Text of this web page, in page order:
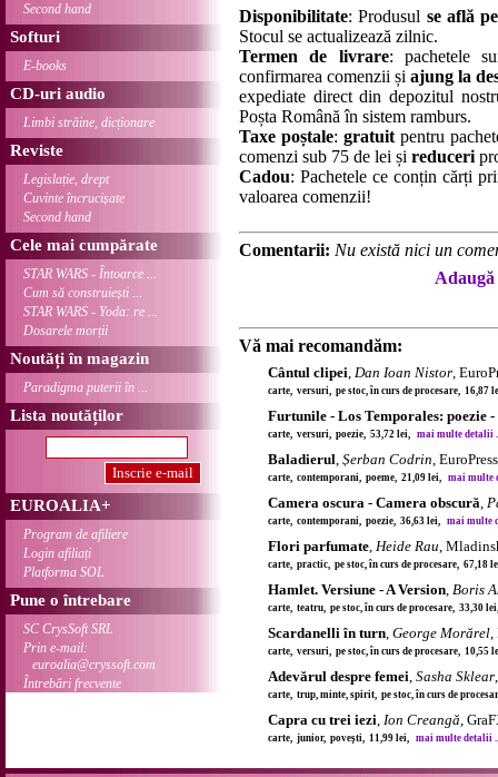
Second hand
Softuri
E-books
CD-uri audio
Limbi străine, dicționare
Reviste
Legislație, drept
Cuvinte încrucișate
Second hand
Cele mai cumpărate
STAR WARS - Întoarce ...
Cum să construiești ...
STAR WARS - Yoda: re ...
Dosarele morții
Noutăți în magazin
Paradigma puterii în ...
Lista noutăților
EUROALIA+
Program de afiliere
Login afiliați
Platforma SOL
Pune o întrebare
SC CrysSoft SRL
Prin e-mail:
euroalia@cryssoft.com
Întrebări frecvente
Disponibilitate: Produsul se află
Stocul se actualizează zilnic.
Termen de livrare: pachetele
confirmarea comenzii șiajung la
expediate direct din depozitul
Poșta Română în sistem ramburs.
Taxe poștale: gratuitpentru
comenzi sub 75 de lei și reduceri
Cadou: Pachetele ce conțin cărți
valoarea comenzii!
Comentarii: Nu există nici un
Vă mai recomandăm:
Cântul clipei, Dan Ioan Nistor,
carte, versuri, pe stoc, în curs de procesare, 16,87
Furtunile - Los Temporales: poezie -
carte, versuri, poezie, 53,72 lei, mai multe detalii
Baladierul, Șerban Codrin,
carte, contemporani, poeme, 21,09 lei, mai multe
Camera oscura - Camera obscură,
carte, contemporani, poezie, 36,63 lei, mai multe
Flori parfumate, Heide Rau,
carte, practic, pe stoc, în curs de procesare, 67,18
Hamlet. Versiune - A Version, Boris
carte, teatru, pe stoc, în curs de procesare, 33,30
Scardanelli în turn, George Morărel,
carte, versuri, pe stoc, în curs de procesare, 10,55
Adevărul despre femei, Sasha Sklear
carte, trup, minte, spirit, pe stoc, în curs de
Capra cu trei iezi, Ion Creangă,
carte, junior, povești, 11,99 lei, mai multe detalii